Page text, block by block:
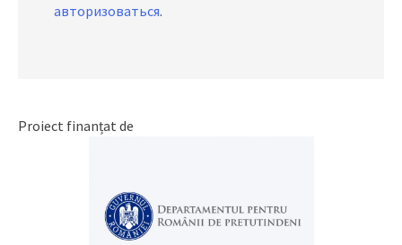
авторизоваться.
Proiect finanțat de